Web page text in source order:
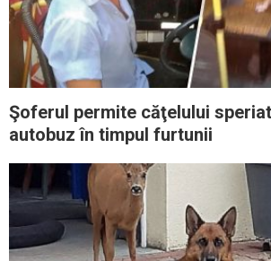
Şoferul permite căţelului
autobuz în timpul furtunii